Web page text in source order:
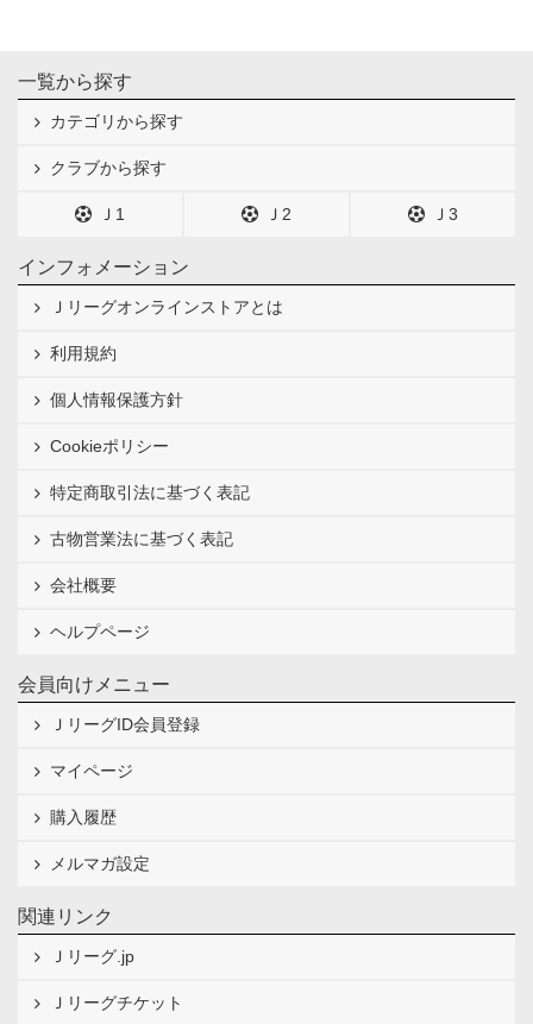
一覧から探す
カテゴリから探す
クラブから探す
Ｊ1 Ｊ2 Ｊ3
インフォメーション
Ｊリーグオンラインストアとは
利用規約
個人情報保護方針
Cookieポリシー
特定商取引法に基づく表記
古物営業法に基づく表記
会社概要
ヘルプページ
会員向けメニュー
ＪリーグID会員登録
マイページ
購入履歴
メルマガ設定
関連リンク
Ｊリーグ.jp
Ｊリーグチケット